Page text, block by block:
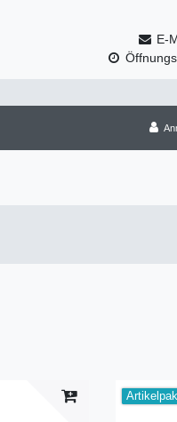
E-